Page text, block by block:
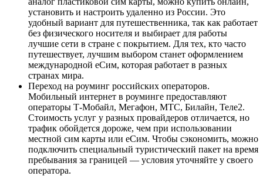
установить и настроить удаленно из России. Это
удобный вариант для путешественника, так как работает
без физического носителя и выбирает для работы
лучшие сети в стране с покрытием. Для тех, кто часто
путешествует, лучшим выбором станет оформлением
международной еСим, которая работает в разных
странах мира.
Переход на роуминг российских операторов.
Мобильный интернет в роуминге предоставляют
операторы Т-Мобайл, Мегафон, МТС, Билайн, Теле2.
Стоимость услуг у разных провайдеров отличается, но
трафик обойдется дороже, чем при использовании
местной сим карты или еСим. Чтобы сэкономить, можно
подключить специальный туристический пакет на время
пребывания за границей — условия уточняйте у своего
оператора.